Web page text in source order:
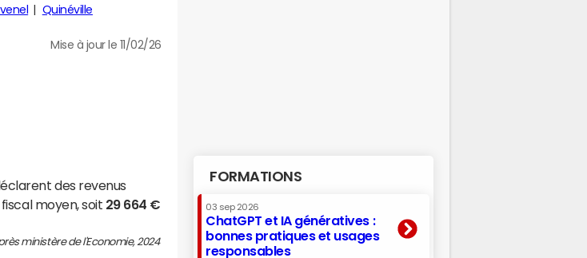
Quinéville
Mise à jour le 11/02/26
des revenus
moyen, soit 29 664 €
ministère de l'Economie, 2024
FORMATIONS
03 sep 2026
ChatGPT et IA génératives :
bonnes pratiques et usages
responsables